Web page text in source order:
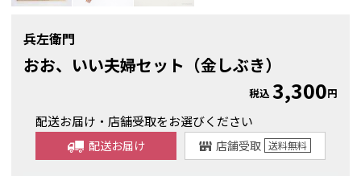
兵左衛門
おお、いい夫婦セット（金しぶき）
税込3,300円
配送お届け・店舗受取をお選びください
配送お届け 店舗受取 送料無料